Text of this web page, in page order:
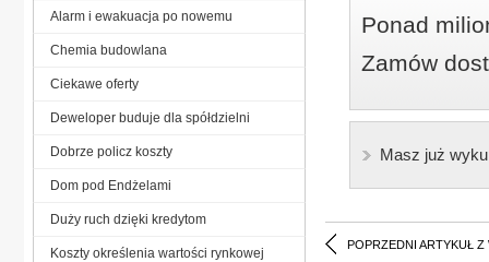
Ponad
Zamów
Masz już
POPRZEDNI ARTYKUŁ Z
Alarm i ewakuacja po nowemu
Chemia budowlana
Ciekawe oferty
Deweloper buduje dla spółdzielni
Dobrze policz koszty
Dom pod Endżelami
Duży ruch dzięki kredytom
Koszty określenia wartości rynkowej